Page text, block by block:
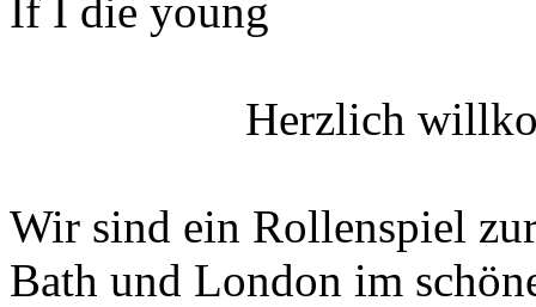
If I die young
Herzlich
Wir sind ein Rollenspiel
Bath und London im